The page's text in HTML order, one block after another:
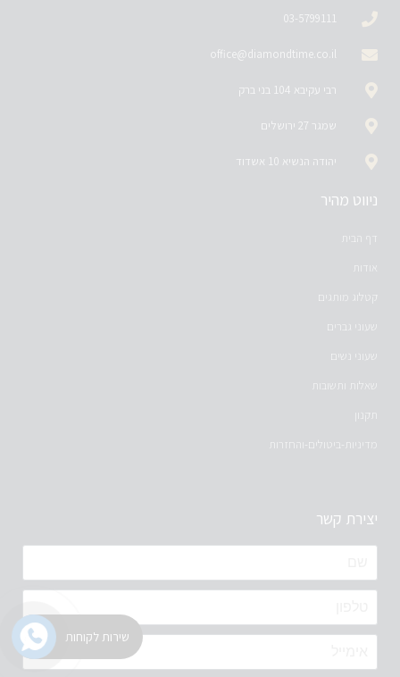
03-5799111
office@diamondtime.co.il
רבי עקיבא 104 בני ברק
שמגר 27 ירושלים
יהודה הנשיא 10 אשדוד
ניווט מהיר
דף הבית
אודות
קטלוג מותגים
שעוני גברים
שעוני נשים
שאלות ותשובות
תקנון
מדיניות-ביטולים-והחזרות
יצירת קשר
שירות לקוחות